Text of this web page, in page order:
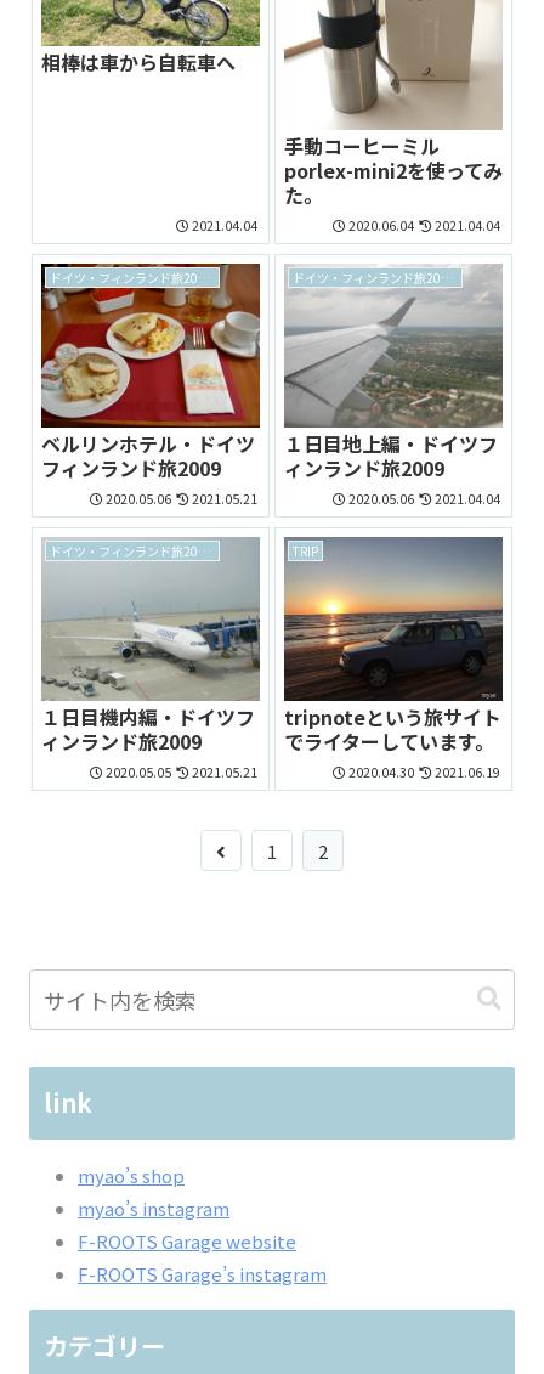
相棒は車から自転車へ
2021.04.04
手動コーヒーミル
porlex-mini2を使ってみ
た。
2020.06.04 2021.04.04
ドイツ・フィンランド旅2009 archive
ベルリンホテル・ドイツ
フィンランド旅2009
2020.05.06 2021.05.21
ドイツ・フィンランド旅2009 archive
１日目地上編・ドイツフ
ィンランド旅2009
2020.05.06 2021.04.04
ドイツ・フィンランド旅2009 archive
１日目機内編・ドイツフ
ィンランド旅2009
2020.05.05 2021.05.21
TRIP
tripnoteという旅サイト
でライターしています。
2020.04.30 2021.06.19
1 2
link
myao’s shop
myao’s instagram
F-ROOTS Garage website
F-ROOTS Garage’s instagram
カテゴリー